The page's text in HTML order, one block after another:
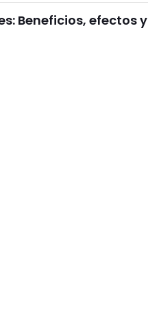
Beneficios, efectos y